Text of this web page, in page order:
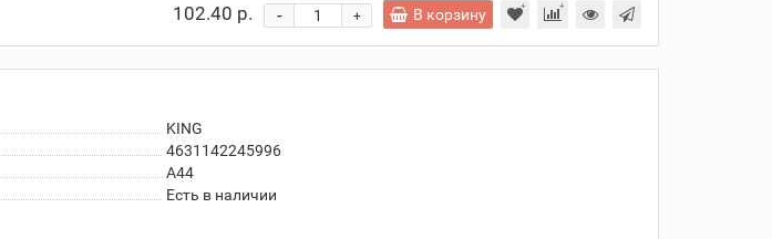
102.40 р. +
- В корзину
KING
4631142245996
A44
Есть в наличии